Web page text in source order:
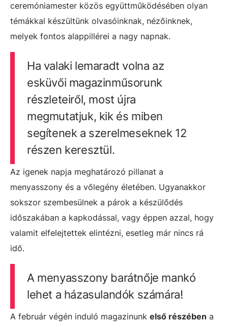
ceremóniamester közös együttműködésében olyan
témákkal készültünk olvasóinknak, nézőinknek,
melyek fontos alappillérei a nagy napnak.
Ha valaki lemaradt volna az
esküvői magazinműsorunk
részleteiről, most újra
megmutatjuk, kik és miben
segítenek a szerelmeseknek 12
részen keresztül.
Az igenek napja meghatározó pillanat a
menyasszony és a vőlegény életében. Ugyanakkor
sokszor szembesülnek a párok a készülődés
időszakában a kapkodással, vagy éppen azzal, hogy
valamit elfelejtettek elintézni, esetleg már nincs rá
idő.
A menyasszony barátnője mankó
lehet a házasulandók számára!
A február végén induló magazinunk első részében a